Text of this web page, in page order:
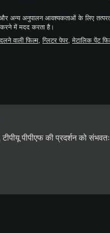
अन्य अनुपालन आवश्यकताओं के लिए
करने में मदद करता है।
वाली फिल्म ,ग्लिटर पेपर ,मेटालिक पेंट
पीपीएफ की प्रदर्शन को